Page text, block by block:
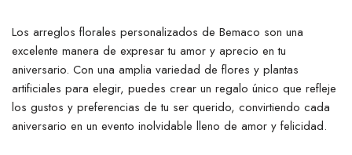
Los arreglos florales personalizados de Bemaco son una
excelente manera de expresar tu amor y aprecio en tu
aniversario. Con una amplia variedad de flores y plantas
artificiales para elegir, puedes crear un regalo único que refleje
los gustos y preferencias de tu ser querido, convirtiendo cada
aniversario en un evento inolvidable lleno de amor y felicidad.